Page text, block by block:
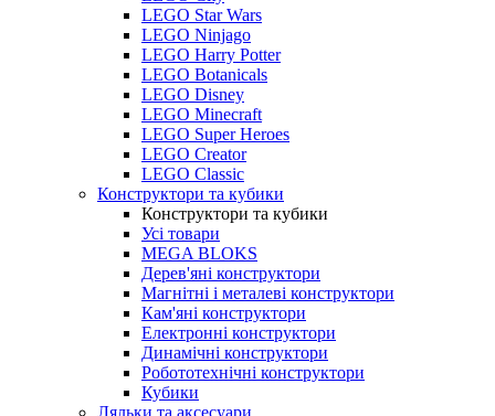
LEGO Star Wars
LEGO Ninjago
LEGO Harry Potter
LEGO Botanicals
LEGO Disney
LEGO Minecraft
LEGO Super Heroes
LEGO Creator
LEGO Classic
Конструктори та кубики
Конструктори та кубики
Усі товари
MEGA BLOKS
Дерев'яні конструктори
Магнітні і металеві конструктори
Кам'яні конструктори
Електронні конструктори
Динамічні конструктори
Робототехнічні конструктори
Кубики
Ляльки та аксесуари